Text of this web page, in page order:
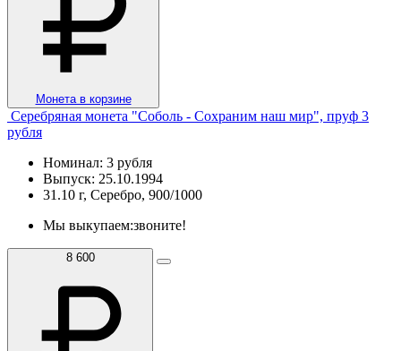
Монета в корзине
Серебряная монета "Соболь - Сохраним наш мир", пруф 3
рубля
Номинал: 3 рубля
Выпуск: 25.10.1994
31.10 г, Серебро, 900/1000
Мы выкупаем:звоните!
8 600